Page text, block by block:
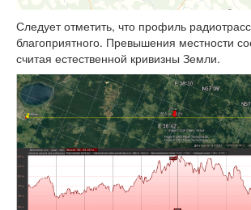
Следует отметить, что профиль
благоприятного. Превышения местности
считая естественной кривизны Земли.